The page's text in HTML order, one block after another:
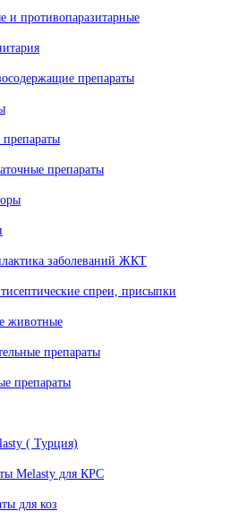
и противопаразитарные
препараты
препараты
препараты
заболеваний ЖКТ
спреи, присыпки
животные
препараты
препараты
( Турция)
Melasty для КРС
для коз